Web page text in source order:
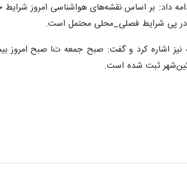
داد: بر اساس نقشه‌های هواشناسی امروز
در پی شرایط فصلی_محلی محتمل است.